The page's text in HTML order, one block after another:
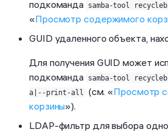
подкоманда samba-tool
«Просмотр содержимого
GUID удаленного объекта,
Для получения GUID может
подкоманда samba-tool
a|--print-all
(см. «Просмотр
корзины»).
LDAP-фильтр для выбора